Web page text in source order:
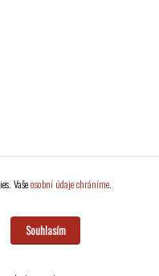
Vašeosobní údaje chráníme.
Souhlasím